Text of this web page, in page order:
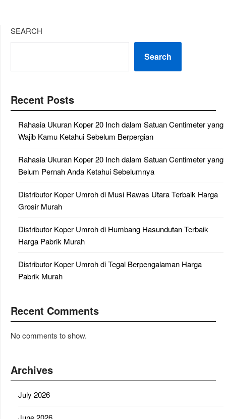
SEARCH
Search
Recent Posts
Rahasia Ukuran Koper 20 Inch dalam Satuan Centimeter yang
Wajib Kamu Ketahui Sebelum Berpergian
Rahasia Ukuran Koper 20 Inch dalam Satuan Centimeter yang
Belum Pernah Anda Ketahui Sebelumnya
Distributor Koper Umroh di Musi Rawas Utara Terbaik Harga
Grosir Murah
Distributor Koper Umroh di Humbang Hasundutan Terbaik
Harga Pabrik Murah
Distributor Koper Umroh di Tegal Berpengalaman Harga
Pabrik Murah
Recent Comments
No comments to show.
Archives
July 2026